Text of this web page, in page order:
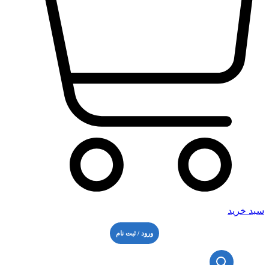
سبد خرید
ورود / ثبت نام